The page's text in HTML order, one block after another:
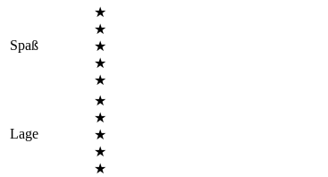
Spaß
★
★
★
★
★
Lage
★
★
★
★
★